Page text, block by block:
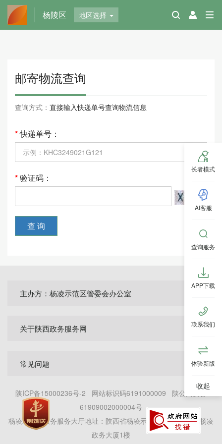
长者模式
AI客服
查询服务
APP下载
联系我们
体验新版
杨陵区 地区选择
邮寄物流查询
查询方式： 直接输入快递单号查询物流信息
*快递单号：
*验证码：
查 询
主办方：杨凌示范区管委会办公室
关于陕西政务服务网
常见问题
陕ICP备15000236号-2 网站标识码6191000009 陕公网安备
61909002000004号
杨凌示范区政务服务大厅地址：陕西省杨凌示范区新桥北路6号杨凌
政务大厦1楼